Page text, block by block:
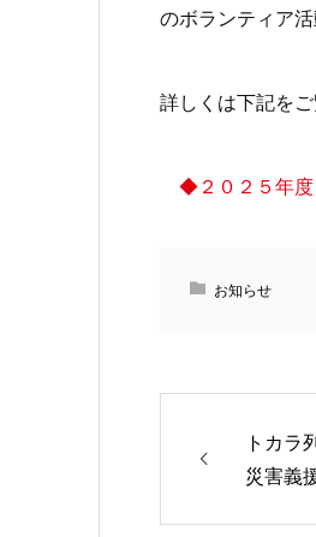
のボランティア
詳しくは下記を
◆２０２５年度
お知らせ
トカラ
災害義